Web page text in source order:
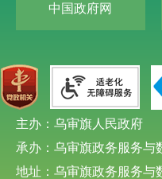
中国政府网
主办：乌审旗人民政府
承办：乌审旗政务服务与
地址：乌审旗政务服务与